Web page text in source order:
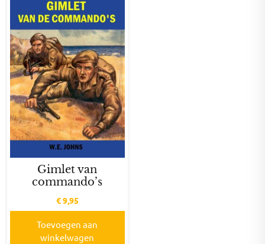
Gimlet van
commando’s
€9,95
Toevoegen aan
winkelwagen